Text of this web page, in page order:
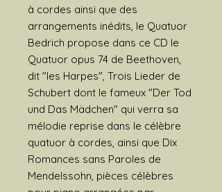
à cordes ainsi que des
arrangements inédits, le Quatuor
Bedrich propose dans ce CD le
Quatuor opus 74 de Beethoven,
dit "les Harpes", Trois Lieder de
Schubert dont le fameux "Der Tod
und Das Mädchen" qui verra sa
mélodie reprise dans le célèbre
quatuor à cordes, ainsi que Dix
Romances sans Paroles de
Mendelssohn, pièces célèbres